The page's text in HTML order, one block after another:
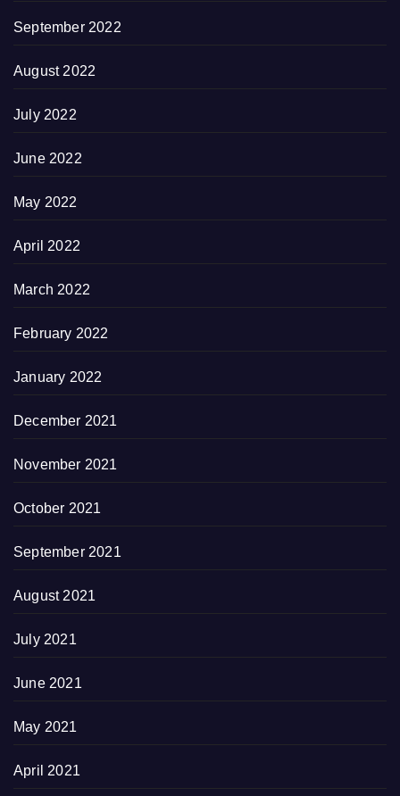
September 2022
August 2022
July 2022
June 2022
May 2022
April 2022
March 2022
February 2022
January 2022
December 2021
November 2021
October 2021
September 2021
August 2021
July 2021
June 2021
May 2021
April 2021